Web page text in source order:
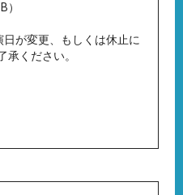
）
が変更、もしくは休止に
承ください。